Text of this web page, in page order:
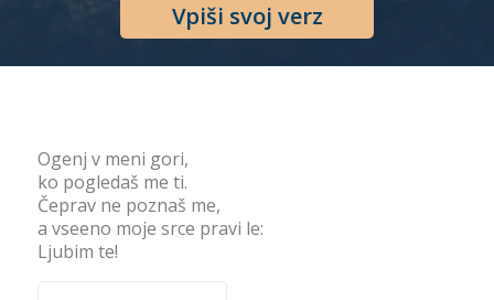
Vpiši svoj verz
Ogenj v meni gori,
ko pogledaš me ti.
Čeprav ne poznaš me,
a vseeno moje srce pravi le:
Ljubim te!